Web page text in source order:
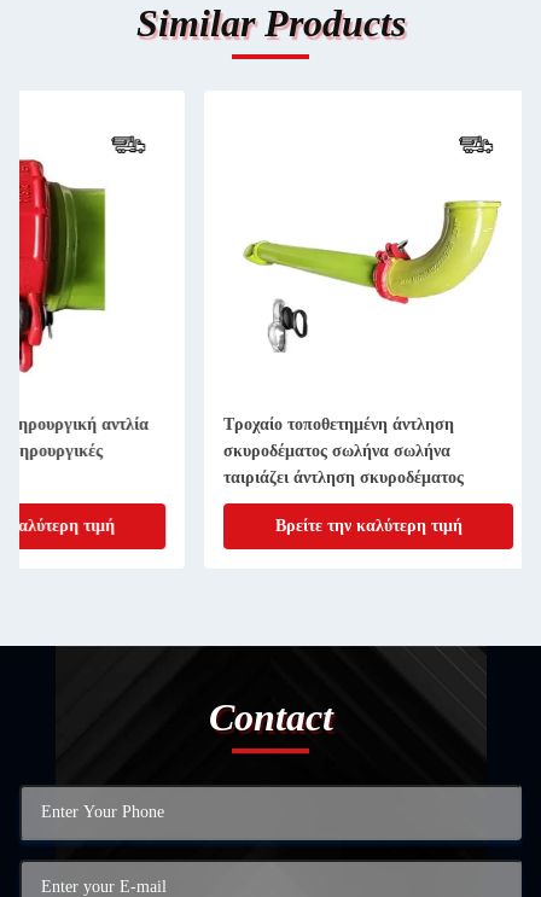
Similar Products
Τροχαίο τοποθετημένη άντληση
σκυροδέματος σωλήνα σωλήνα
ταιριάζει άντληση σκυροδέματος
Βρείτε την καλύτερη τιμή
Τεχνουργήματα για
οχημάτων με
Βρείτε την
Contact